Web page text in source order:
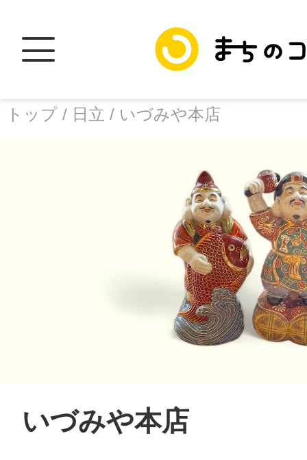
トップ / 日立 / いづみや本店
SMS
いづみや本店
トップ
加盟スポットに